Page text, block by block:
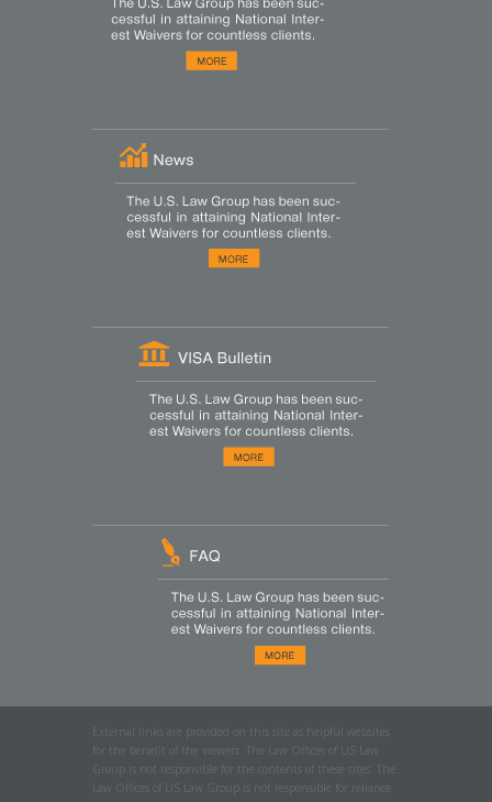
External links are provided on this site as helpful websites
for the benefit of the viewers. The Law Offices of US Law
Group is not responsible for the contents of these sites. The
Law Offices of US Law Group is not responsible for reliance